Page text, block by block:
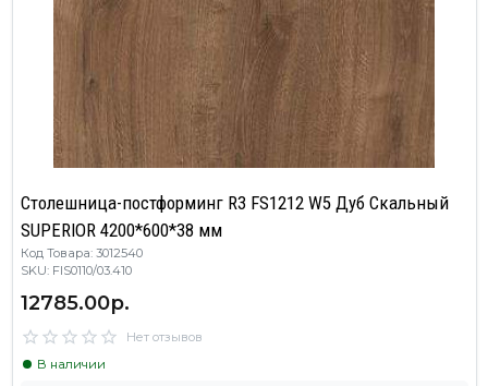
Столешница-постформинг R3 FS1212 W5 Дуб Скальный
SUPERIOR 4200*600*38 мм
Код Товара: 3012540
SKU: FIS0110/03.410
12785.00р.
Нет отзывов
В наличии